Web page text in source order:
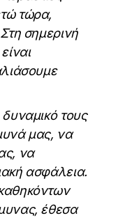
τώρα,
σημερινή
τους
μας, να
να
ασφάλεια.
έθεσα